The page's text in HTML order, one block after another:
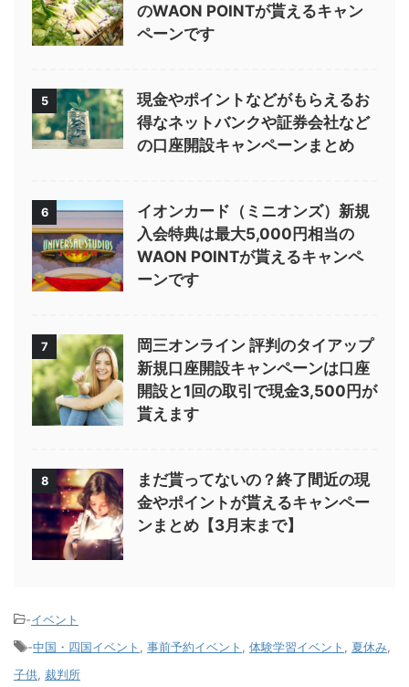
のWAON POINTが貰えるキャン
ペーンです
5
現金やポイントなどがもらえるお
得なネットバンクや証券会社など
の口座開設キャンペーンまとめ
6
イオンカード（ミニオンズ）新規
入会特典は最大5,000円相当の
WAON POINTが貰えるキャンペ
ーンです
7
岡三オンライン 評判のタイアップ
新規口座開設キャンペーンは口座
開設と1回の取引で現金3,500円が
貰えます
8
まだ貰ってないの？終了間近の現
金やポイントが貰えるキャンペー
ンまとめ【3月末まで】
-イベント
-中国・四国イベント 事前予約イベント 体験学習イベント 夏休み
子供 裁判所